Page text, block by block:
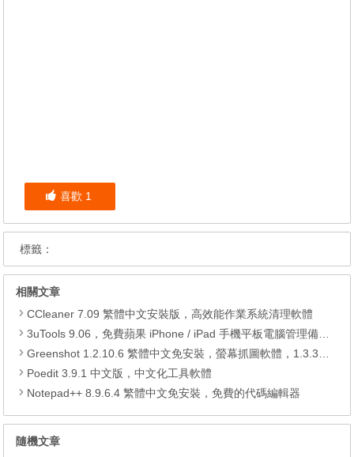
喜歡 1
標籤：
相關文章
CCleaner 7.09 繁體中文安裝版，高效能作業系統清理軟體
3uTools 9.06，免費蘋果 iPhone / iPad 手機平板電腦管理備份還原軟體
Greenshot 1.2.10.6 繁體中文免安裝，螢幕抓圖軟體，1.3.315 安裝版
Poedit 3.9.1 中文版，中文化工具軟體
Notepad++ 8.9.6.4 繁體中文免安裝，免費的代碼編輯器
隨機文章